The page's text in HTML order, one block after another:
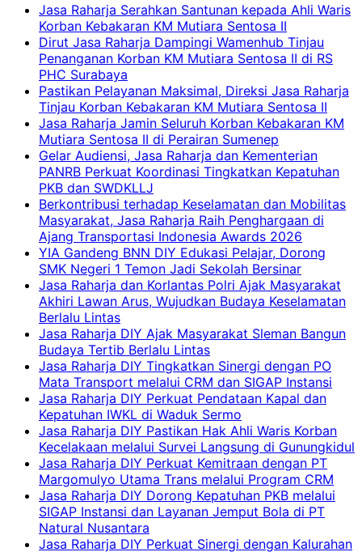
Jasa Raharja Serahkan Santunan kepada Ahli Waris
Korban Kebakaran KM Mutiara Sentosa II
Dirut Jasa Raharja Dampingi Wamenhub Tinjau
Penanganan Korban KM Mutiara Sentosa II di RS
PHC Surabaya
Pastikan Pelayanan Maksimal, Direksi Jasa Raharja
Tinjau Korban Kebakaran KM Mutiara Sentosa II
Jasa Raharja Jamin Seluruh Korban Kebakaran KM
Mutiara Sentosa II di Perairan Sumenep
Gelar Audiensi, Jasa Raharja dan Kementerian
PANRB Perkuat Koordinasi Tingkatkan Kepatuhan
PKB dan SWDKLLJ
Berkontribusi terhadap Keselamatan dan Mobilitas
Masyarakat, Jasa Raharja Raih Penghargaan di
Ajang Transportasi Indonesia Awards 2026
YIA Gandeng BNN DIY Edukasi Pelajar, Dorong
SMK Negeri 1 Temon Jadi Sekolah Bersinar
Jasa Raharja dan Korlantas Polri Ajak Masyarakat
Akhiri Lawan Arus, Wujudkan Budaya Keselamatan
Berlalu Lintas
Jasa Raharja DIY Ajak Masyarakat Sleman Bangun
Budaya Tertib Berlalu Lintas
Jasa Raharja DIY Tingkatkan Sinergi dengan PO
Mata Transport melalui CRM dan SIGAP Instansi
Jasa Raharja DIY Perkuat Pendataan Kapal dan
Kepatuhan IWKL di Waduk Sermo
Jasa Raharja DIY Pastikan Hak Ahli Waris Korban
Kecelakaan melalui Survei Langsung di Gunungkidul
Jasa Raharja DIY Perkuat Kemitraan dengan PT
Margomulyo Utama Trans melalui Program CRM
Jasa Raharja DIY Dorong Kepatuhan PKB melalui
SIGAP Instansi dan Layanan Jemput Bola di PT
Natural Nusantara
Jasa Raharja DIY Perkuat Sinergi dengan Kalurahan